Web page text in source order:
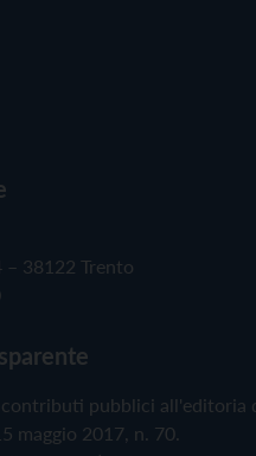
38122 Trento
pubblici all'editoria
maggio 2017, n. 70.